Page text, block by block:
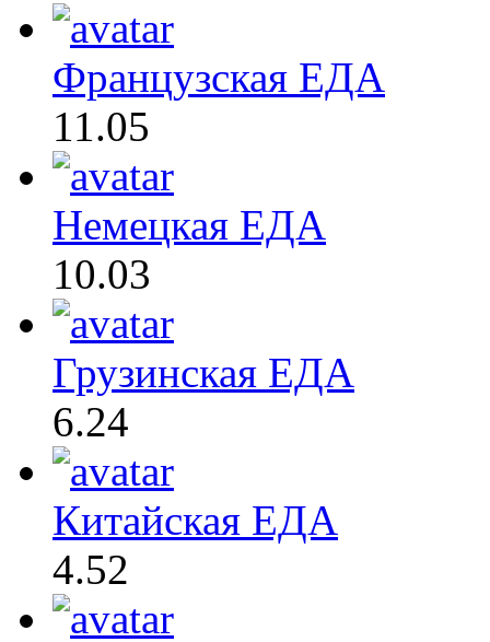
Французская ЕДА
11.05
Немецкая ЕДА
10.03
Грузинская ЕДА
6.24
Китайская ЕДА
4.52